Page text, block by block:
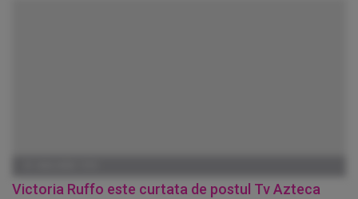
Victoria Ruffo este curtata de postul Tv Azteca